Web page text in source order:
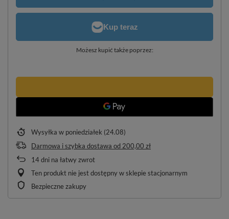
Możesz kupić także poprzez:
Wysyłka w poniedziałek (24.08)
Darmowa i szybka dostawa od 200,00 zł
14dni na łatwy zwrot
Ten produkt nie jest dostępny w sklepie stacjonarnym
Bezpieczne zakupy